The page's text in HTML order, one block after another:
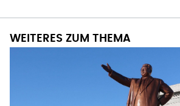
WEITERES ZUM THEMA